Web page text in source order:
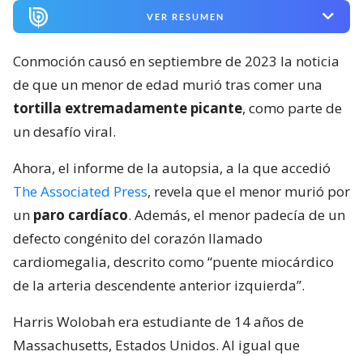
VER RESUMEN
Conmoción causó en septiembre de 2023 la noticia
de que un menor de edad murió tras comer una
tortilla extremadamente picante, como parte de
un desafío viral.
Ahora, el informe de la autopsia, a la que accedió
The Associated Press, revela que el menor murió por
un paro cardíaco. Además, el menor padecía de un
defecto congénito del corazón llamado
cardiomegalia, descrito como “puente miocárdico
de la arteria descendente anterior izquierda”.
Harris Wolobah era estudiante de 14 años de
Massachusetts, Estados Unidos. Al igual que